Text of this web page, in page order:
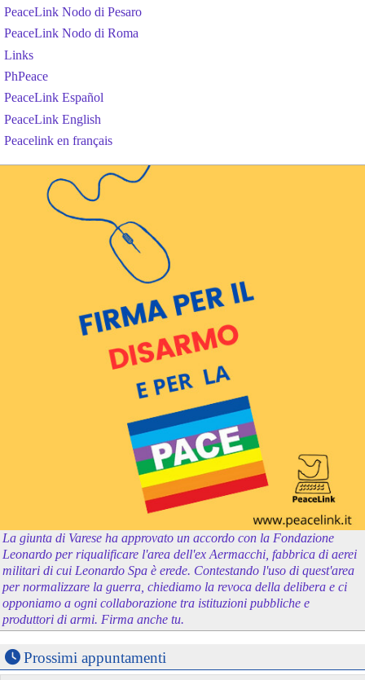
PeaceLink Nodo di Pesaro
PeaceLink Nodo di Roma
Links
PhPeace
PeaceLink Español
PeaceLink English
Peacelink en français
La giunta di Varese ha approvato un accordo con la Fondazione
Leonardo per riqualificare l'area dell'ex Aermacchi, fabbrica di aerei
militari di cui Leonardo Spa è erede. Contestando l'uso di quest'area
per normalizzare la guerra, chiediamo la revoca della delibera e ci
opponiamo a ogni collaborazione tra istituzioni pubbliche e
produttori di armi. Firma anche tu.
Prossimi appuntamenti